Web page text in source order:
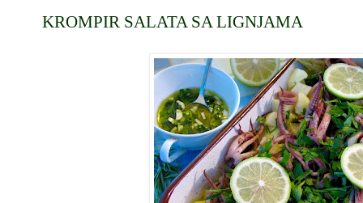
KROMPIR SALATA SA LIGNJAMA